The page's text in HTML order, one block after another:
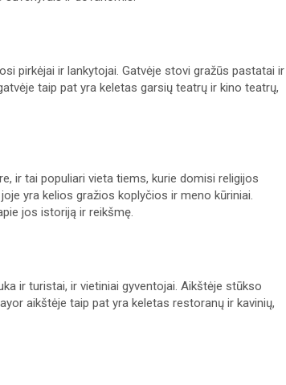
pirkėjai ir lankytojai. Gatvėje stovi gražūs pastatai ir
taip pat yra keletas garsių teatrų ir kino teatrų,
ir tai populiari vieta tiems, kurie domisi religijos
yra kelios gražios koplyčios ir meno kūriniai.
jos istoriją ir reikšmę.
ir turistai, ir vietiniai gyventojai. Aikštėje stūkso
aikštėje taip pat yra keletas restoranų ir kavinių,